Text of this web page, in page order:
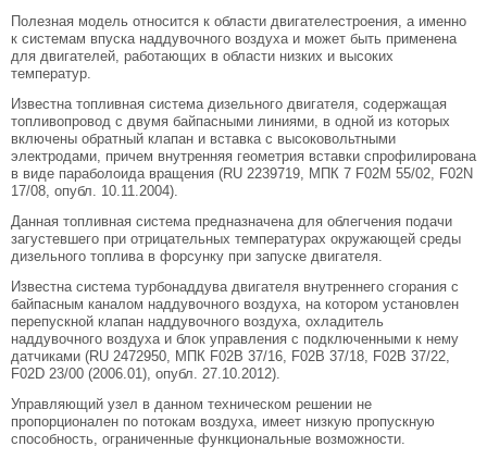
Полезная модель относится к области двигателестроения, а именно
к системам впуска наддувочного воздуха и может быть применена
для двигателей, работающих в области низких и высоких
температур.
Известна топливная система дизельного двигателя, содержащая
топливопровод с двумя байпасными линиями, в одной из которых
включены обратный клапан и вставка с высоковольтными
электродами, причем внутренняя геометрия вставки спрофилирована
в виде параболоида вращения (RU 2239719, МПК 7 F02M 55/02, F02N
17/08, опубл. 10.11.2004).
Данная топливная система предназначена для облегчения подачи
загустевшего при отрицательных температурах окружающей среды
дизельного топлива в форсунку при запуске двигателя.
Известна система турбонаддува двигателя внутреннего сгорания с
байпасным каналом наддувочного воздуха, на котором установлен
перепускной клапан наддувочного воздуха, охладитель
наддувочного воздуха и блок управления с подключенными к нему
датчиками (RU 2472950, МПК F02B 37/16, F02B 37/18, F02B 37/22,
F02D 23/00 (2006.01), опубл. 27.10.2012).
Управляющий узел в данном техническом решении не
пропорционален по потокам воздуха, имеет низкую пропускную
способность, ограниченные функциональные возможности.